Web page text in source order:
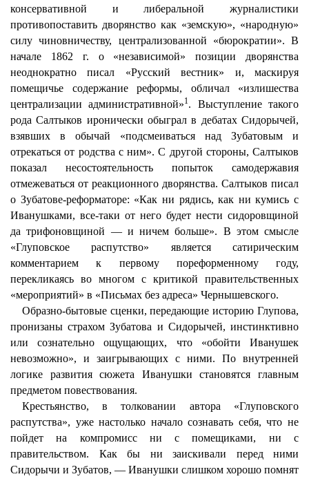
консервативной и либеральной журналистики
противопоставить дворянство как «земскую», «народную»
силу чиновничеству, централизованной «бюрократии». В
начале 1862 г. о «независимой» позиции дворянства
неоднократно писал «Русский вестник» и, маскируя
помещичье содержание реформы, обличал «излишества
централизации административной»1. Выступление такого
рода Салтыков иронически обыграл в дебатах Сидорычей,
взявших в обычай «подсмеиваться над Зубатовым и
отрекаться от родства с ним». С другой стороны, Салтыков
показал несостоятельность попыток самодержавия
отмежеваться от реакционного дворянства. Салтыков писал
о Зубатове-реформаторе: «Как ни рядись, как ни кумись с
Иванушками, все-таки от него будет нести сидоровщиной
да трифоновщиной — и ничем больше». В этом смысле
«Глуповское распутство» является сатирическим
комментарием к первому пореформенному году,
перекликаясь во многом с критикой правительственных
«мероприятий» в «Письмах без адреса» Чернышевского.
Образно-бытовые сценки, передающие историю Глупова,
пронизаны страхом Зубатова и Сидорычей, инстинктивно
или сознательно ощущающих, что «обойти Иванушек
невозможно», и заигрывающих с ними. По внутренней
логике развития сюжета Иванушки становятся главным
предметом повествования.
Крестьянство, в толковании автора «Глуповского
распутства», уже настолько начало сознавать себя, что не
пойдет на компромисс ни с помещиками, ни с
правительством. Как бы ни заискивали перед ними
Сидорычи и Зубатов, — Иванушки слишком хорошо помнят